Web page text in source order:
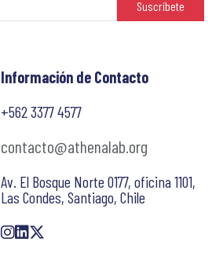
Suscríbete
Información de Contacto
+562 3377 4577
contacto@athenalab.org
Av. El Bosque Norte 0177, oficina 1101,
Las Condes, Santiago, Chile